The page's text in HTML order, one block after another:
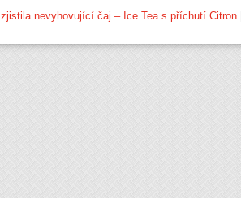
nevyhovující čaj – Ice Tea s příchutí Citron